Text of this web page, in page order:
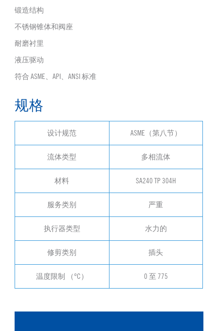
锻造结构
不锈钢锥体和阀座
耐磨衬里
液压驱动
符合 ASME、API、ANSI 标准
规格
设计规范 ASME（第八节）
流体类型 多相流体
材料 SA240 TP 304H
服务类别 严重
执行器类型 水力的
修剪类别 插头
温度限制 （°C） 0 至 775